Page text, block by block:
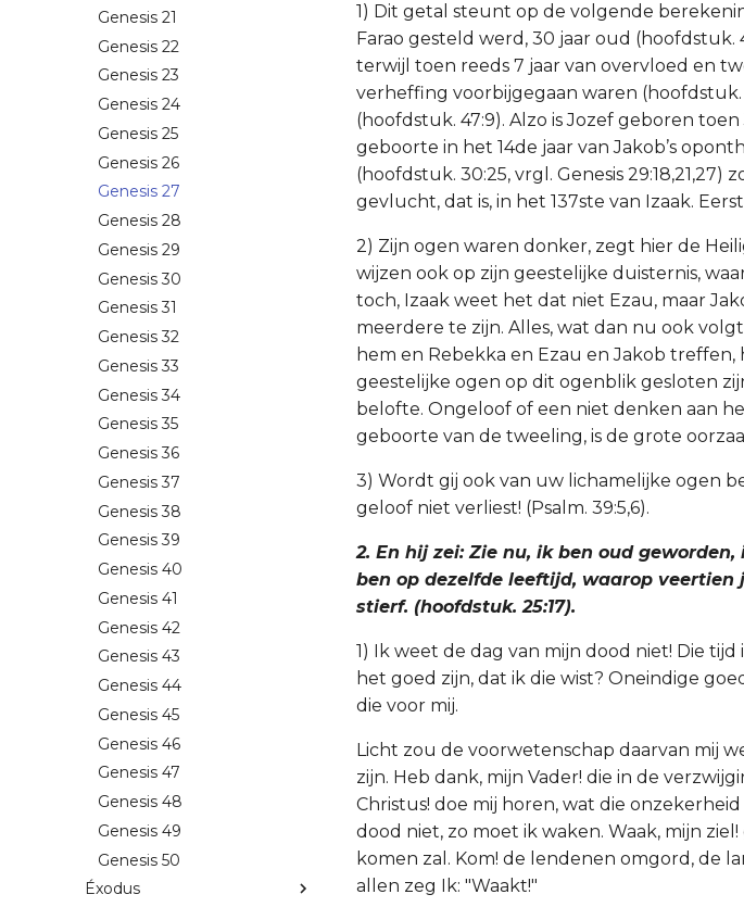
Genesis 21
Genesis 22
Genesis 23
Genesis 24
Genesis 25
Genesis 26
Genesis 27
Genesis 28
Genesis 29
Genesis 30
Genesis 31
Genesis 32
Genesis 33
Genesis 34
Genesis 35
Genesis 36
Genesis 37
Genesis 38
Genesis 39
Genesis 40
Genesis 41
Genesis 42
Genesis 43
Genesis 44
Genesis 45
Genesis 46
Genesis 47
Genesis 48
Genesis 49
Genesis 50
Éxodus
1) Dit getal steunt op de volgende
Farao gesteld werd, 30 jaar oud (hoofdstuk.
terwijl toen reeds 7 jaar van overvloed en
verheffing voorbijgegaan waren (hoofdstuk.
(hoofdstuk. 47:9). Alzo is Jozef geboren
geboorte in het 14de jaar van Jakob’s
(hoofdstuk. 30:25, vrgl. Genesis 29:18,21,27)
gevlucht, dat is, in het 137ste van Izaak.
2) Zijn ogen waren donker, zegt hier de
wijzen ook op zijn geestelijke duisternis,
toch, Izaak weet het dat niet Ezau, maar
meerdere te zijn. Alles, wat dan nu ook
hem en Rebekka en Ezau en Jakob
geestelijke ogen op dit ogenblik gesloten
belofte. Ongeloof of een niet denken aan
geboorte van de tweeling, is de grote
3) Wordt gij ook van uw lichamelijke ogen
geloof niet verliest! (Psalm. 39:5,6).
2. En hij zei: Zie nu, ik ben oud
ben op dezelfde leeftijd, waarop
stierf. (hoofdstuk. 25:17).
1) Ik weet de dag van mijn dood niet! Die tijd
het goed zijn, dat ik die wist? Oneindige
die voor mij.
Licht zou de voorwetenschap daarvan mij
zijn. Heb dank, mijn Vader! die in de
Christus! doe mij horen, wat die
dood niet, zo moet ik waken. Waak, mijn
komen zal. Kom! de lendenen omgord, de
allen zeg Ik: "Waakt!"